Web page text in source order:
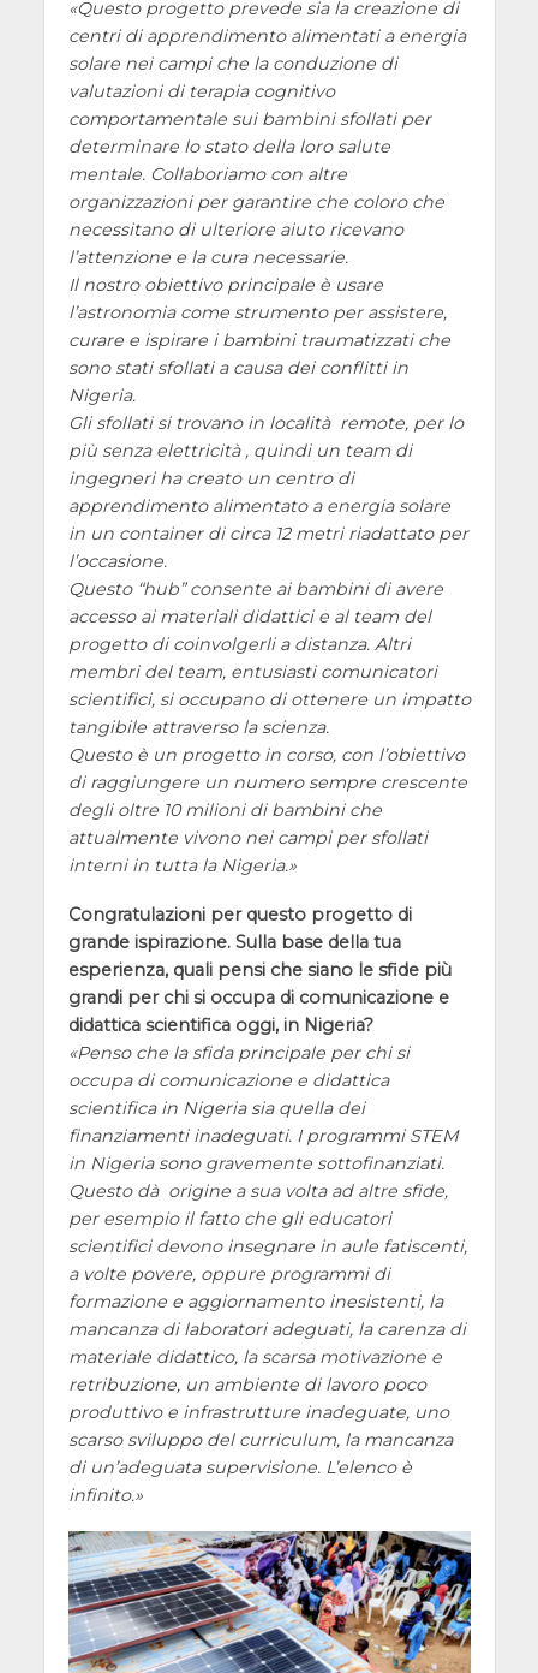
Questo progetto prevede sia la creazione di
centri di apprendimento alimentati a energia
solare nei campi che la conduzione di
valutazioni di terapia cognitivo
comportamentale sui bambini sfollati per
determinare lo stato della loro salute
mentale. Collaboriamo con altre
organizzazioni per garantire che coloro che
necessitano di ulteriore aiuto ricevano
l’attenzione e la cura necessarie.
Il nostro obiettivo principale è usare
l’astronomia come strumento per assistere,
curare e ispirare i bambini traumatizzati che
sono stati sfollati a causa dei conflitti in
Nigeria.
Gli sfollati si trovano in località remote, per lo
più senza elettricità , quindi un team di
ingegneri ha creato un centro di
apprendimento alimentato a energia solare
in un container di circa 12 metri riadattato per
l’occasione.
Questo “hub” consente ai bambini di avere
accesso ai materiali didattici e al team del
progetto di coinvolgerli a distanza. Altri
membri del team, entusiasti comunicatori
scientifici, si occupano di ottenere un impatto
tangibile attraverso la scienza.
Questo è un progetto in corso, con l’obiettivo
di raggiungere un numero sempre crescente
degli oltre 10 milioni di bambini che
attualmente vivono nei campi per sfollati
interni in tutta la Nigeria.
Congratulazioni per questo progetto di
grande ispirazione. Sulla base della tua
esperienza, quali pensi che siano le sfide più
grandi per chi si occupa di comunicazione e
didattica scientifica oggi, in Nigeria?
Penso che la sfida principale per chi si
occupa di comunicazione e didattica
scientifica in Nigeria sia quella dei
finanziamenti inadeguati. I programmi STEM
in Nigeria sono gravemente sottofinanziati.
Questo dà origine a sua volta ad altre sfide,
per esempio il fatto che gli educatori
scientifici devono insegnare in aule fatiscenti,
a volte povere, oppure programmi di
formazione e aggiornamento inesistenti, la
mancanza di laboratori adeguati, la carenza di
materiale didattico, la scarsa motivazione e
retribuzione, un ambiente di lavoro poco
produttivo e infrastrutture inadeguate, uno
scarso sviluppo del curriculum, la mancanza
di un’adeguata supervisione. L’elenco è
infinito.